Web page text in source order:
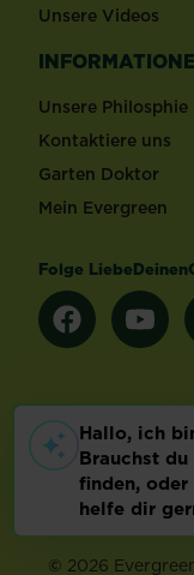
Unsere Videos
Unsere Philosphie
Kontaktiere uns
Garten Doktor
Mein Evergreen
Folge
Footer
Impressum & AGB
© 2026